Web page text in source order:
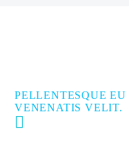
PELLENTESQUE
VENENATIS VELIT.